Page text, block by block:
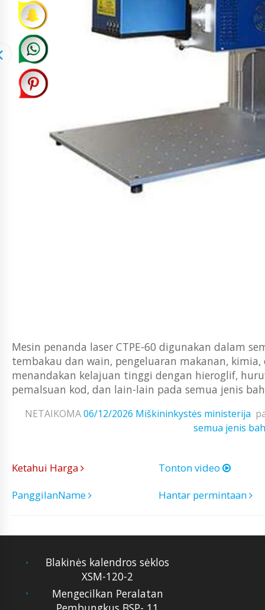
Mesin penanda laser CTPE-60 digunakan dalam
tembakau dan wain, pengeluaran makanan,
menandakan kelajuan tinggi dengan hieroglif,
pemalsuan kod, dan lain-lain pada semua jenis
NETAIKOMA06/12/2026 Miškininkystės ministerija
semua jenis
Ketahui Harga
Tonton video
PanggilanName
Hantar permintaan
Blakinės kalendros sėklos
XSM-120-2
Mengecilkan Peralatan